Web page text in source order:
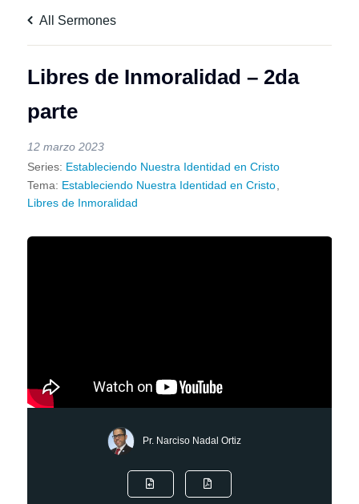
All Sermones
Libres de Inmoralidad – 2da
parte
12 marzo 2023
Series: Estableciendo Nuestra Identidad en Cristo
Tema: Estableciendo Nuestra Identidad en Cristo
Libres de Inmoralidad
Pr. Narciso Nadal Ortiz